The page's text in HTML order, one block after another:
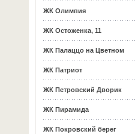
ЖК Олимпия
ЖК Остоженка, 11
ЖК Палаццо на Цветном
ЖК Патриот
ЖК Петровский Дворик
ЖК Пирамида
ЖК Покровский берег